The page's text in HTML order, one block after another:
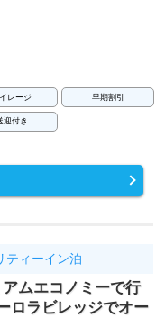
レージ 早期割引
迎付き
ティーイン泊
アムエコノミーで行
ロラビレッジでオー